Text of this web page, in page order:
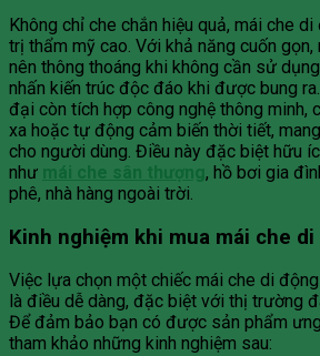
Không chỉ che chắn hiệu quả, mái che
trị thẩm mỹ cao. Với khả năng cuốn
nên thông thoáng khi không cần sử
nhấn kiến trúc độc đáo khi được bung
đại còn tích hợp công nghệ thông minh,
xa hoặc tự động cảm biến thời tiết,
cho người dùng. Điều này đặc biệt hữu
như mái che sân thượng, hồ bơi gia
phê, nhà hàng ngoài trời.
Kinh nghiệm khi mua mái che
Việc lựa chọn một chiếc mái che di
là điều dễ dàng, đặc biệt với thị trường
Để đảm bảo bạn có được sản phẩm
tham khảo những kinh nghiệm sau: